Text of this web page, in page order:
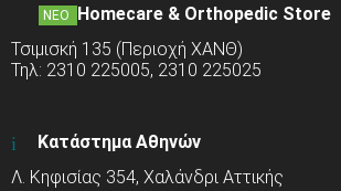
ΝΕΟ
Homecare & Orthopedic Store
Τσιμισκή 135 (Περιοχή ΧΑΝΘ)
Τηλ: 2310 225005, 2310 225025
Κατάστημα Αθηνών
Λ. Κηφισίας 354, Χαλάνδρι Αττικής